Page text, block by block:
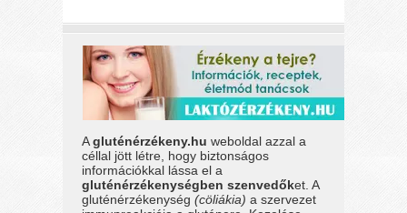
Agluténérzékeny.hu weboldal azzal a
céllal jött létre, hogy biztonságos
információkkal lássa el a
gluténérzékenységben szenvedőket. A
gluténérzékenység(cöliákia) a szervezet